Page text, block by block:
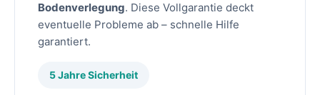
Bodenverlegung. Diese Vollgarantie deckt
eventuelle Probleme ab – schnelle Hilfe
garantiert.
5 Jahre Sicherheit